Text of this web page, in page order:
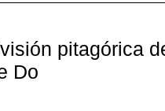
pitagórica
Do